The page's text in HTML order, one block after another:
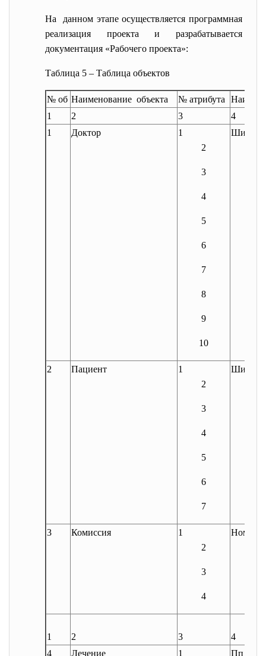
На данном этапе осуществляется программная
реализация проекта и разрабатывается
документация «Рабочего проекта»:
Таблица 5 – Таблица объектов
№ об Наименование объекта № атрибута
1
2 3
4
1
Доктор
1
2
3
4
5
6
7
8
9
10
2 Пациент
1
2
3
4
5
6
7
3 Комиссия
1
2
3
4
1 2 3
4
4
Лечение
1
Пп